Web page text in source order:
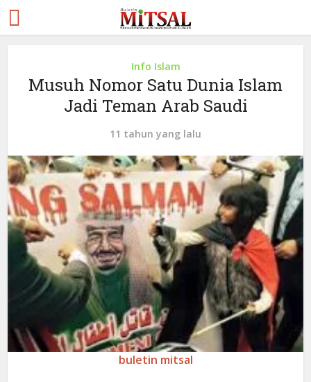
Info Islam
Musuh Nomor Satu Dunia Islam
Jadi Teman Arab Saudi
11 tahun yang lalu
buletin mitsal